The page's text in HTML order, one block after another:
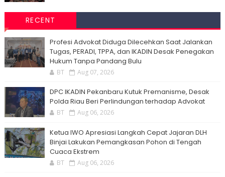
RECENT
Profesi Advokat Diduga Dilecehkan Saat Jalankan
Tugas, PERADI, TPPA, dan IKADIN Desak Penegakan
Hukum Tanpa Pandang Bulu
BT Aug 07, 2026
DPC IKADIN Pekanbaru Kutuk Premanisme, Desak
Polda Riau Beri Perlindungan terhadap Advokat
BT Aug 06, 2026
Ketua IWO Apresiasi Langkah Cepat Jajaran DLH
Binjai Lakukan Pemangkasan Pohon di Tengah
Cuaca Ekstrem
BT Aug 06, 2026